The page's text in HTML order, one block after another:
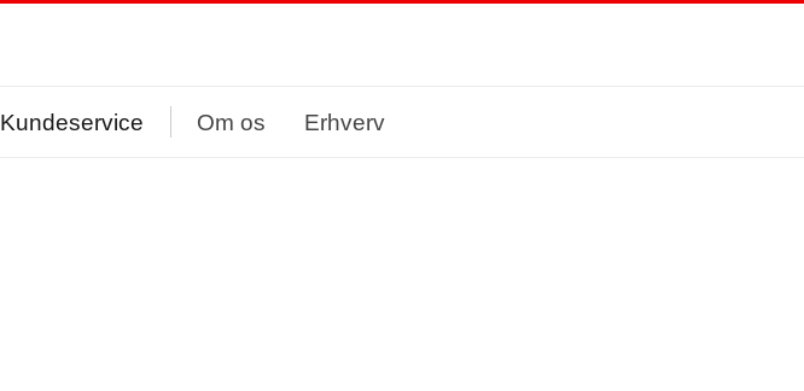
Kundeservice Om os Erhverv